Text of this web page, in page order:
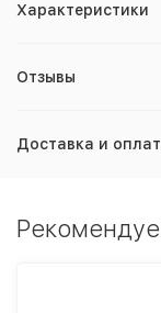
Характеристики
Отзывы
Доставка и